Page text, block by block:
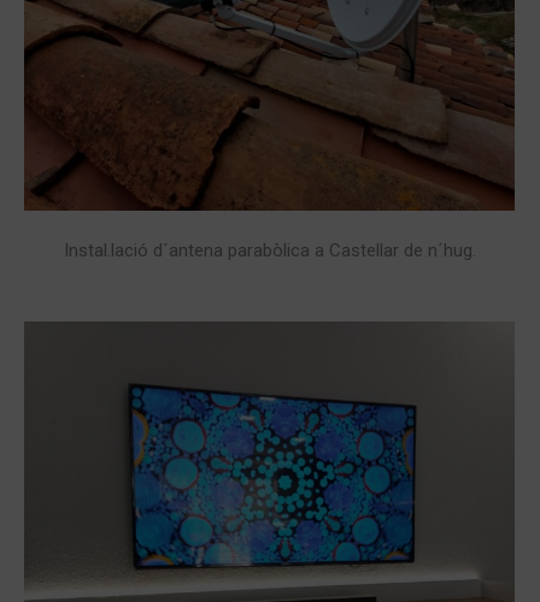
Instal.lació d´antena parabòlica a Castellar de n´hug.